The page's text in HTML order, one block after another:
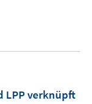
LPP verknüpft